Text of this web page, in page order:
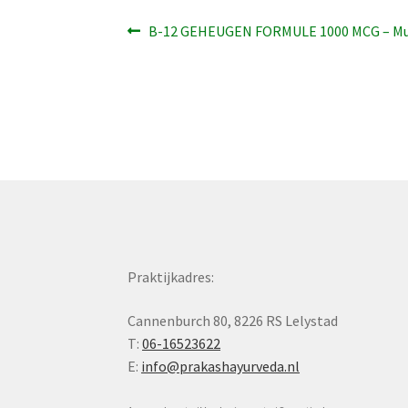
Bericht
Vorig
B-12 GEHEUGEN FORMULE 1000 MCG –
Praktijkadres:
Cannenburch 80, 8226 RS Lelystad
T:06-16523622
E: info@prakashayurveda.nl